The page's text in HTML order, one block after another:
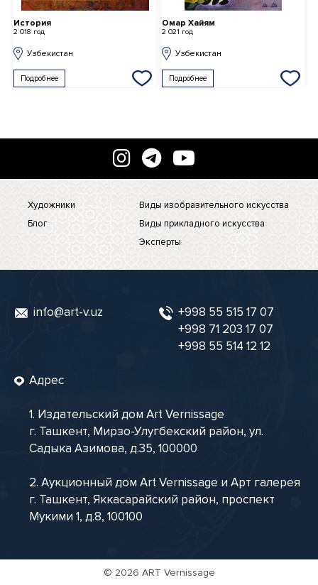
История
2 018 год
Узбекистан
Подробнее
Омар Хайям
2 021 год
Узбекистан
Подробнее
Художники
Блог
Виды изобразительного искусства
Виды прикладного искусства
Эксперты
info@art-v.uz
+998 55 515 17 07
+998 71 203 17 07
+998 55 514 12 12
Адрес
1. Издательский дом Art Vernissage
г. Ташкент, Мирзо-Улугбекский район, ул.
Садыка Азимова, д.35, 100000
2. Аукционный дом Art Vernissage и Арт галерея
г. Ташкент, Яккасарайский район, проспект
Мукими 1, д.8, 100100
© 2026 ART Vernissage